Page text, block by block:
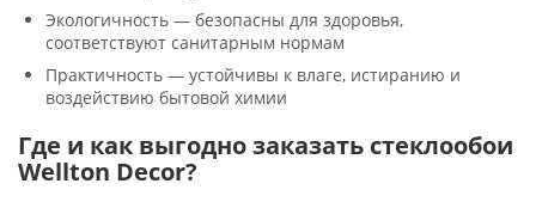
Экологичность — безопасны для здоровья,
соответствуют санитарным нормам
Практичность — устойчивы к влаге, истиранию и
воздействию бытовой химии
Где и как выгодно заказать стеклообои
Wellton Decor?